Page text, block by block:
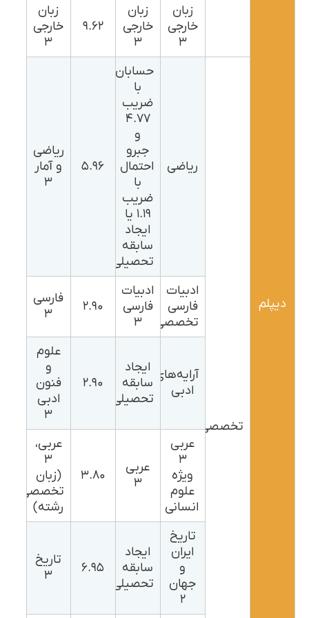
دیپلم
زبان
خارجی
۳
زبان
خارجی
۳
۹.۶۲
زبان
خارجی
۳
تخصصی
ریاضی
حسابان
با
ضریب
۴.۷۷
و
جبرو
احتمال
با
ضریب
۱.۱۹ یا
ایجاد
سابقه
تحصیلی
۵.۹۶
ریاضی
و آمار
۳
ادبیات
فارسی
تخصصی
ادبیات
فارسی
۳
۲.۹۰
فارسی
۳
آرایه‌های
ادبی
ایجاد
سابقه
تحصیلی
۲.۹۰
علوم
و
فنون
ادبی
۳
عربی
۳
ویژه
علوم
انسانی
عربی
۳
۳.۸۰
عربی،
۳
(زبان
تخصصی
رشته)
تاریخ
ایران
و
جهان
۲
ایجاد
سابقه
تحصیلی
۶.۹۵
تاریخ
۳